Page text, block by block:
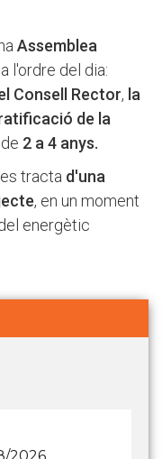
Assemblea
l'ordre del dia:
Consell Rector, la
de la
2 a 4 anys.
tracta d'una
, en un moment
energètic